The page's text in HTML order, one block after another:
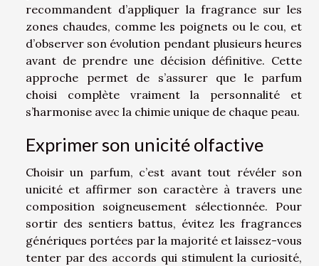
recommandent d’appliquer la fragrance sur les
zones chaudes, comme les poignets ou le cou, et
d’observer son évolution pendant plusieurs heures
avant de prendre une décision définitive. Cette
approche permet de s’assurer que le parfum
choisi complète vraiment la personnalité et
s’harmonise avec la chimie unique de chaque peau.
Exprimer son unicité olfactive
Choisir un parfum, c’est avant tout révéler son
unicité et affirmer son caractère à travers une
composition soigneusement sélectionnée. Pour
sortir des sentiers battus, évitez les fragrances
génériques portées par la majorité et laissez-vous
tenter par des accords qui stimulent la curiosité,